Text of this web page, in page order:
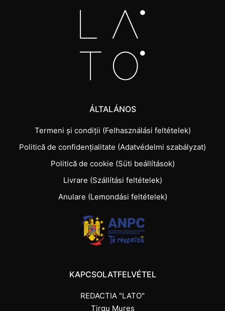
ÁLTALÁNOS
Termeni și condiții (Felhasználási feltételek)
Politică de confidențialitate (Adatvédelmi szabályzat)
Politică de cookie (Süti beállítások)
Livrare (Szállítási feltételek)
Anulare (Lemondási feltételek)
KAPCSOLATFELVÉTEL
REDACTIA "LATO"
Tirgu Mures